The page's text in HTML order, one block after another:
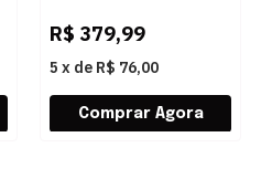
DKBLUE/BROYAL/FTWWHT
R$ 379,99
5 x de R$ 76,00